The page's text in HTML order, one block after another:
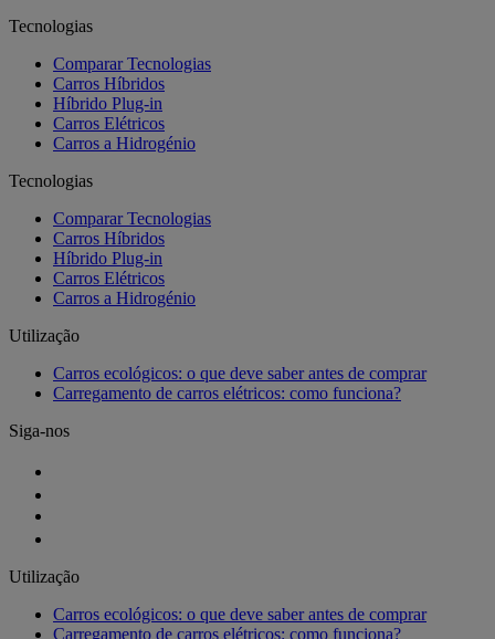
Tecnologias
Comparar Tecnologias
Carros Híbridos
Híbrido Plug-in
Carros Elétricos
Carros a Hidrogénio
Tecnologias
Comparar Tecnologias
Carros Híbridos
Híbrido Plug-in
Carros Elétricos
Carros a Hidrogénio
Utilização
Carros ecológicos: o que deve saber antes de comprar
Carregamento de carros elétricos: como funciona?
Siga-nos
Utilização
Carros ecológicos: o que deve saber antes de comprar
Carregamento de carros elétricos: como funciona?